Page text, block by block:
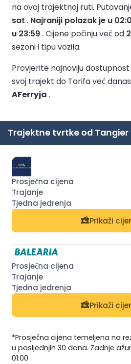
na ovoj trajektnoj ruti.
sat . Najraniji polazak je u
u 23:59. Cijene počinju već od
sezoni i tipu vozila.
Provjerite najnoviju
svoj trajekt do Tarifa već
AFerryja .
Trajektne tvrtke od Tangier
Prikaži
Prikaži
*Prosječna cijena temeljena na
u posljednjih 30 dana. Zadnje
01:00